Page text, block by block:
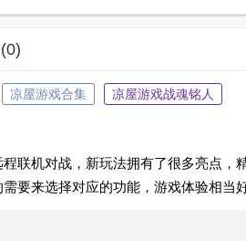
(0)
凉屋游戏合集 凉屋游戏战魂铭人
联机对战，新玩法拥有了很多亮点，
要来选择对应的功能，游戏体验相当好